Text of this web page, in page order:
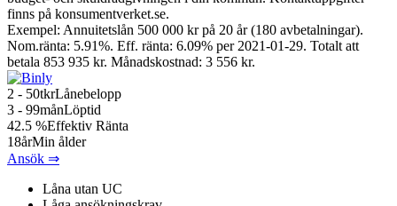
finns på konsumentverket.se.
Exempel: Annuitetslån 500 000 kr på 20 år (180 avbetalningar).
Nom.ränta: 5.91%. Eff. ränta: 6.09% per 2021-01-29. Totalt att
betala 853 935 kr. Månadskostnad: 3 556 kr.
2 - 50tkrLånebelopp
3 - 99månLöptid
42.5 %Effektiv Ränta
18årMin ålder
Ansök ⇒
Låna utan UC